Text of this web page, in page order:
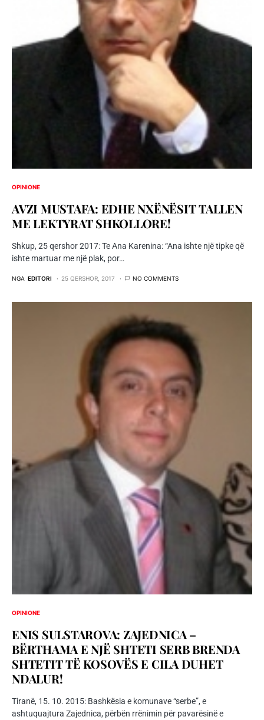
OPINIONE
AVZI MUSTAFA: EDHE NXËNËSIT TALLEN
ME LEKTYRAT SHKOLLORE!
Shkup, 25 qershor 2017: Te Ana Karenina: “Ana ishte një tipke që
ishte martuar me një plak, por…
NGA EDITORI 25 QERSHOR, 2017 NO COMMENTS
OPINIONE
ENIS SULSTAROVA: ZAJEDNICA –
BËRTHAMA E NJË SHTETI SERB BRENDA
SHTETIT TË KOSOVËS E CILA DUHET
NDALUR!
Tiranë, 15. 10. 2015: Bashkësia e komunave “serbe”, e
ashtuquajtura Zajednica, përbën rrënimin për pavarësinë e